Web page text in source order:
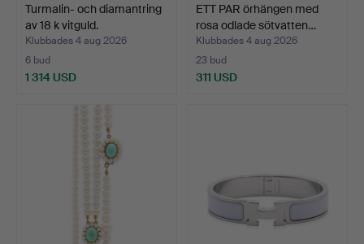
Turmalin- och diamantring
av 18 k vitguld.
Klubbades 4 aug 2026
6 bud
1 314 USD
ETT PAR örhängen med
rosa odlade sötvatten…
Klubbades 4 aug 2026
23 bud
311 USD